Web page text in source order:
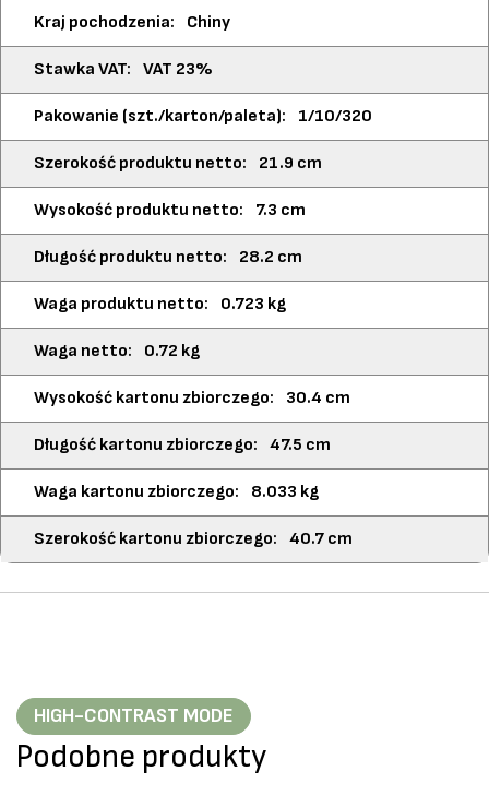
Chiny
VAT 23%
1/10/320
21.9 cm
7.3 cm
28.2 cm
0.723 kg
0.72 kg
30.4 cm
47.5 cm
8.033 kg
40.7 cm
HIGH-CONTRAST MODE
Podobne produkty